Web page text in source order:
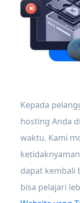
Kepada
hosting Anda
waktu. Kami
dapat kembali
bisa pelajari